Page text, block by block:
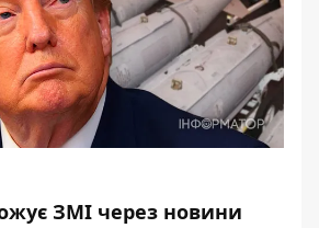
ЗМІ через новини